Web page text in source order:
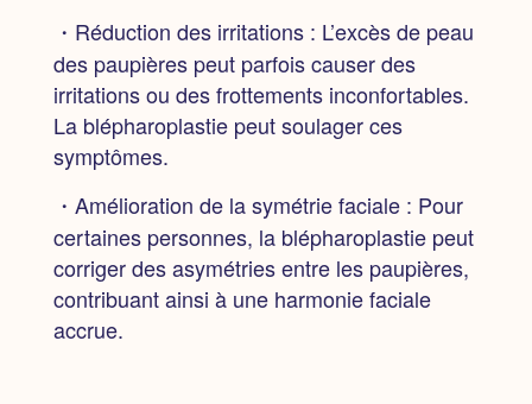
・Réduction des irritations : L’excès de peau
des paupières peut parfois causer des
irritations ou des frottements inconfortables.
La blépharoplastie peut soulager ces
symptômes.
・Amélioration de la symétrie faciale : Pour
certaines personnes, la blépharoplastie peut
corriger des asymétries entre les paupières,
contribuant ainsi à une harmonie faciale
accrue.